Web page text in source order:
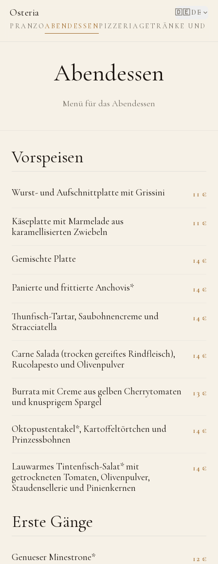
Osteria 🇩🇪DE
PRANZOABENDESSENPIZZERIA GETRÄNKE UND
Abendessen
Menü für das Abendessen
Vorspeisen
Wurst- und Aufschnittplatte mit Grissini 11 €
Käseplatte mit Marmelade aus
karamellisierten Zwiebeln
11 €
Gemischte Platte 14 €
Panierte und frittierte Anchovis* 14 €
Thunfisch-Tartar, Saubohnencreme und
Stracciatella
14 €
Carne Salada (trocken gereiftes Rindfleisch),
Rucolapesto und Olivenpulver
14 €
Burrata mit Creme aus gelben Cherrytomaten
und knusprigem Spargel
13 €
Oktopustentakel*, Kartoffeltörtchen und
Prinzessbohnen
14 €
Lauwarmes Tintenfisch-Salat* mit
getrockneten Tomaten, Olivenpulver,
Staudensellerie und Pinienkernen
14 €
Erste Gänge
Genueser Minestrone* 12 €